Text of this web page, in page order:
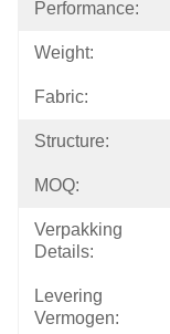
Performance:
Weight:
Fabric:
Structure:
MOQ:
Verpakking
Details:
Levering
Vermogen: